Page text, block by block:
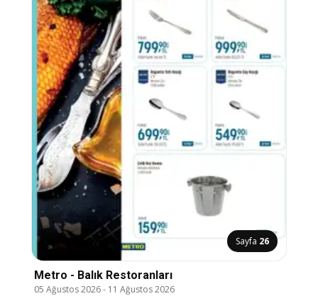
Sayfa 26
Metro - Balık Restoranları
05 Ağustos 2026- 11 Ağustos 2026